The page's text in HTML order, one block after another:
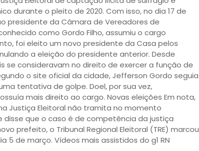
durante o pleito de 2020. Com isso, no dia 17 de
presidente da Câmara de Vereadores de
como Gordo Filho, assumiu o cargo
foi eleito um novo presidente da Casa pelos
a eleição do presidente anterior. Desde
se consideravam no direito de exercer a função de
o site oficial da cidade, Jefferson Gordo seguia
tentativa de golpe. Doel, por sua vez,
mais direito ao cargo. Novas eleições Em nota,
Justiça Eleitoral não tramita no momento
disse que o caso é de competência da justiça
prefeito, o Tribunal Regional Eleitoral (TRE) marcou
5 de março. Vídeos mais assistidos do g1 RN